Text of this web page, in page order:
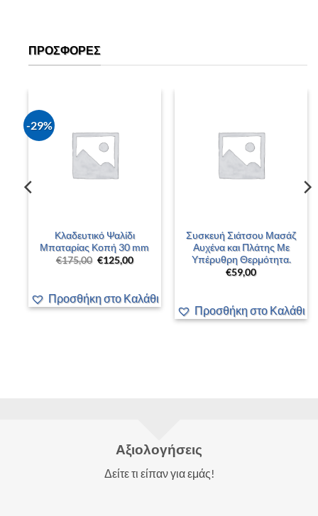
ΠΡΟΣΦΟΡΈΣ
-29%
Κλαδευτικό Ψαλίδι
Μπαταρίας Κοπή 30 mm
€175,00 Original
€125,00Η
€125,00.
Προσθήκη στο Καλάθι
Συσκευή Σιάτσου Μασάζ
Αυχένα και Πλάτης Με
Υπέρυθρη Θερμότητα.
€59,00
Προσθήκη στο Καλάθι
Αξιολογήσεις
Δείτε τι είπαν για εμάς!